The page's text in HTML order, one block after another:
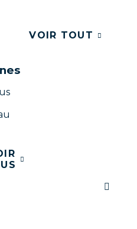
VOIR TOUT